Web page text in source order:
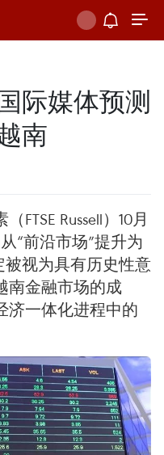
际媒体预测
南
FTSE Russell）10月
“前沿市场”提升为
被视为具有历史性意
南金融市场的成
济一体化进程中的